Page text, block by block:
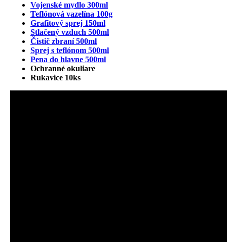
Vojenské mydlo 300ml
Teflónová vazelína 100g
Grafitový sprej 150ml
Stlačený vzduch 500ml
Čistič zbraní 500ml
Sprej s teflónom 500ml
Pena do hlavne 500ml
Ochranné okuliare
Rukavice 10ks